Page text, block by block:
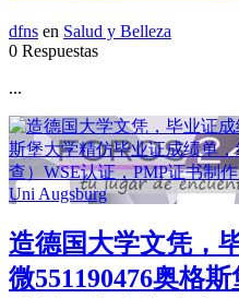
dfns en Salud y Belleza
0 Respuestas
...
造德国大学文凭，
微551190476奥格